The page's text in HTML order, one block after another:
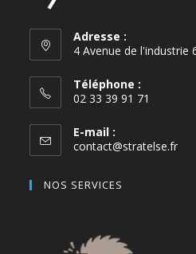
Adresse :
4 Avenue de l'industrie
Téléphone :
02 33 39 91 71
E-mail :
contact@stratelse.fr
NOS SERVICES